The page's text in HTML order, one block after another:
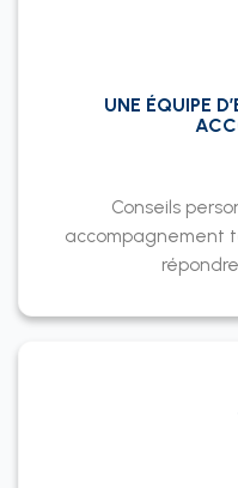
UNE ÉQUIPE
Conseils
accompagnement